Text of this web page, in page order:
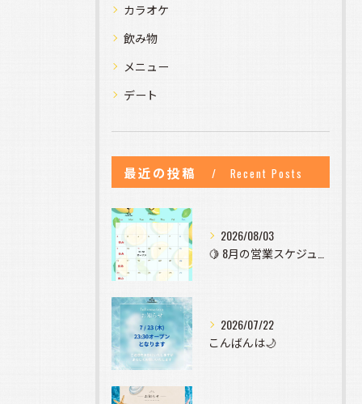
カラオケ
飲み物
メニュー
デート
最近の投稿 Recent Posts
2026/08/03
2026/07/22
こんばんは🌙